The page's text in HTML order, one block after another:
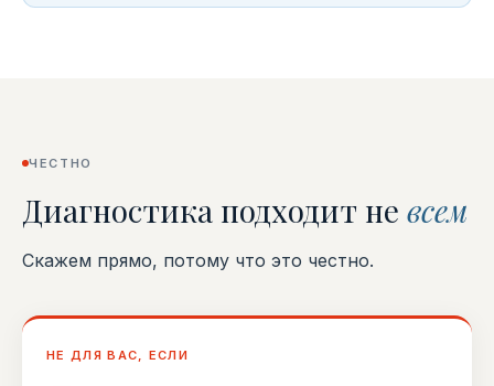
ЧЕСТНО
Диагностика подходит не всем
Скажем прямо, потому что это честно.
НЕ ДЛЯ ВАС, ЕСЛИ